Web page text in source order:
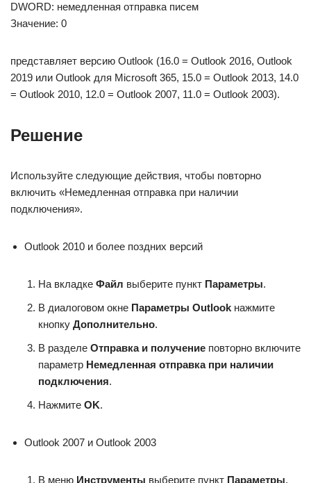
DWORD: немедленная отправка писем
Значение: 0
представляет версию Outlook (16.0 = Outlook 2016, Outlook
2019 или Outlook для Microsoft 365, 15.0 = Outlook 2013, 14.0
= Outlook 2010, 12.0 = Outlook 2007, 11.0 = Outlook 2003).
Решение
Используйте следующие действия, чтобы повторно
включить «Немедленная отправка при наличии
подключения».
Outlook 2010 и более поздних версий
На вкладке Файл выберите пункт Параметры.
В диалоговом окне Параметры Outlook нажмите
кнопку Дополнительно.
В разделе Отправка и получение повторно включите
параметр Немедленная отправка при наличии
подключения.
Нажмите OK.
Outlook 2007 и Outlook 2003
В меню Инструменты выберите пункт Параметры.